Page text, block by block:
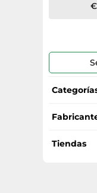
Bicicletas
Bicicletas
Dino
Tiendas